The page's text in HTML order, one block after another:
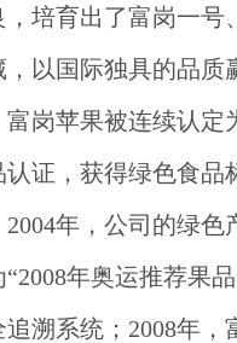
培育出了富岗一
以国际独具的品质
岗苹果被连续认定
证，获得绿色食品
年，公司的绿
年奥运推荐果
溯系统；2008年